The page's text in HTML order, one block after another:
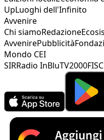
UpLuoghi dell'Infinito
Avvenire
Chi siamoRedazione
AvvenirePubblicità
Mondo CEI
SIRRadio InBluTV2000FISC